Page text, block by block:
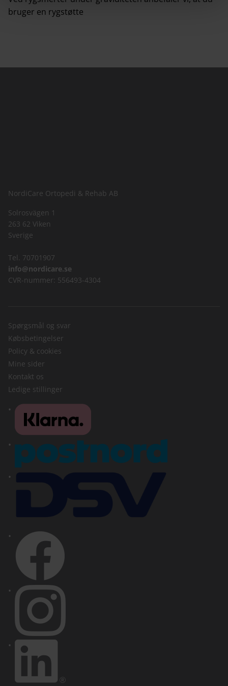
bruger en rygstøtte
NordiCare Ortopedi & Rehab AB
Solrosvägen 1
263 62 Viken
Sverige
Tel. 70701907
info@nordicare.se
CVR-nummer: 556493-4304
Spørgsmål og svar
Købsbetingelser
Policy & cookies
Mine sider
Kontakt os
Ledige stillinger